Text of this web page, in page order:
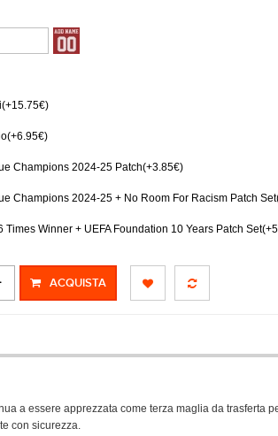
Champions 2024-25 Patch(+3.85€)
Champions 2024-25 + No Room For Racism Patch
Times Winner + UEFA Foundation 10 Years Patch
ACQUISTA
a essere apprezzata come terza maglia da trasferta
con sicurezza.